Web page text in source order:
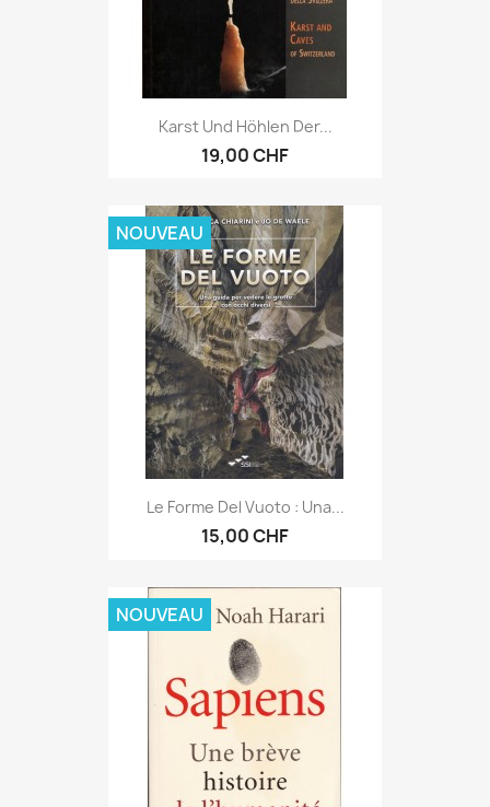
Karst Und Höhlen Der...
19,00 CHF
Le Forme Del Vuoto : Una...
15,00 CHF
NOUVEAU
NOUVEAU